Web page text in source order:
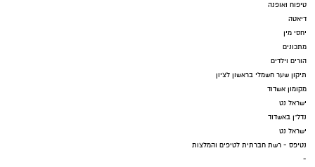
טיפוח ואופנה
דיאטה
יחסי מין
מתכונים
הורים וילדים
תיקון שער חשמלי בראשון לציון
מקומון אשדוד
ישראל נט
נדל"ן באשדוד
ישראל נט
נטיפס - רשת חברתית לטיפים והמלצות
-